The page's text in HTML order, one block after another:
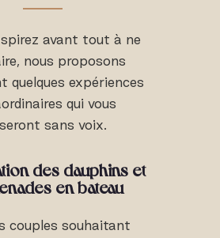
avant tout à ne
nous proposons
quelques expériences
qui vous
sans voix.
des dauphins et
en bateau
couples souhaitant